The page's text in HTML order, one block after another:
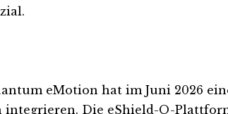
eMotion hat im Juni 2026
Die eShield-Q-